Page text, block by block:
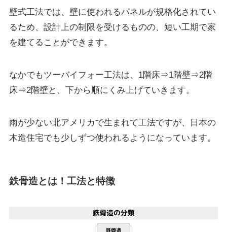
壁式工法では、壁に使われるパネルが規格化されてい
るため、設計上の制限を受けるものの、短い工期で家
を建てることができます。
なかでもツーバイフォー工法は、1階床⇒1階壁⇒2階
床⇒2階壁と、下から順にくみ上げていきます。
雨が少ない北アメリカで生まれて工法ですが、日本の
木造住宅でも少しずつ使われるようになっています。
鉄骨造とは！工法と特徴